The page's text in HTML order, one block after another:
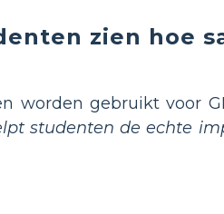
zien hoe
worden gebruikt voor
studenten de echte